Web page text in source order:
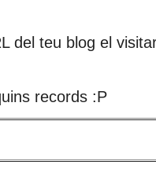
del teu blog el
records :P